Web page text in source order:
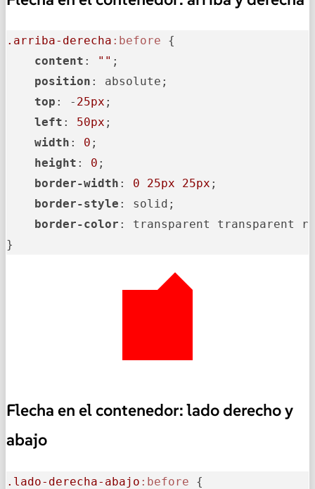
.arriba-derecha :before {
content : "" ;
position : absolute;
top : - 25px ;
left : 50px ;
width : 0 ;
height : 0 ;
border-width : 0 25px 25px ;
border-style : solid;
border-color : transparent transparent
}
Flecha en el contenedor: lado derecho y
abajo
.lado-derecha-abajo :before {